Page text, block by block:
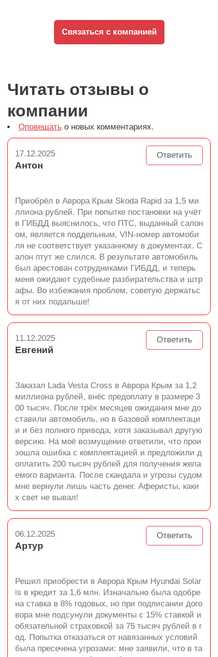
Связаться с компанией
Читать отзывы о
компании
Оповещать о новых комментариях.
Ответить
17.12.2025
Антон
Приобрёл в Аврора Крым Skoda Rapid за 1,5 ми
ллиона рублей. При попытке постановки на учёт
в ГИБДД выяснилось, что ПТС, выданный салон
ом, является поддельным, VIN-номер автомоби
ля не соответствует указанному в документах. С
алон птут же слился. В результате автомобиль
был арестован сотрудниками ГИБДД, и теперь
меня ожидают судебные разбирательства и штр
афы. Во избежания проблем, советую держатьс
я от них подальше!
Ответить
11.12.2025
Евгений
Заказал Lada Vesta Cross в Аврора Крым за 1,2
миллиона рублей, внёс предоплату в размере 3
00 тысяч. После трёх месяцев ожидания мне до
ставили автомобиль, но в базовой комплектаци
и и без полного привода, хотя заказывал другую
версию. На моё возмущение ответили, что прои
зошла ошибка с комплектацией и предложили д
оплатить 200 тысяч рублей для получения жела
емого варианта. После скандала и угрозы судом
мне вернули лишь часть денег. Аферисты, каки
х свет не вывал!
Ответить
06.12.2025
Артур
Решил приобрести в Аврора Крым Hyundai Solar
is в кредит за 1,6 млн. Изначально была одобре
на ставка в 8% годовых, но при подписании дого
вора мне подсунули документы с 15% ставкой и
обязательной страховкой за 75 тысяч рублей в г
од. Попытка отказаться от навязанных условий
была пресечена угрозами: мне заявили, что в та